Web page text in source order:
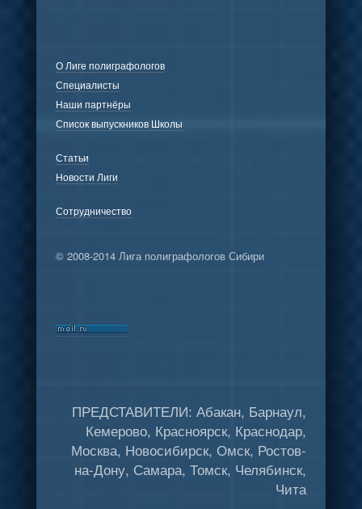
О Лиге полиграфологов
Специалисты
Наши партнёры
Список выпускников Школы
Статьи
Новости Лиги
Сотрудничество
© 2008-2014 Лига полиграфологов Сибири
ПРЕДСТАВИТЕЛИ: Абакан, Барнаул,
Кемерово, Красноярск, Краснодар,
Москва, Новосибирск, Омск, Ростов-
на-Дону, Самара, Томск, Челябинск,
Чита